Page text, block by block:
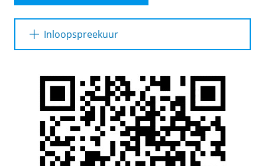
Inloopspreekuur
maximaal 10 minuten de tijd voor je nemen.
Denk je meer tijd nodig te hebben, mail dan de
studieadviseur van jouw programma om een
afspraak in te plannen. Als een studieadviseur
tijdens het inloopspreekuur denkt meer tijd
nodig te hebben kan het zijn dat er ter plekke